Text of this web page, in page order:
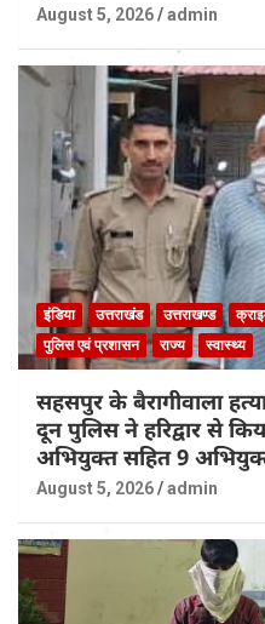
August 5, 2026 admin
इंडिया उत्तराखंड उत्तराखण्ड
पुलिस एवं प्रशासन
राज्य स्वास्थ्य
सहसपुर के बैरागीवाला
दून पुलिस ने हरिद्वार से
अभियुक्त सहित 9
August 5, 2026 admin